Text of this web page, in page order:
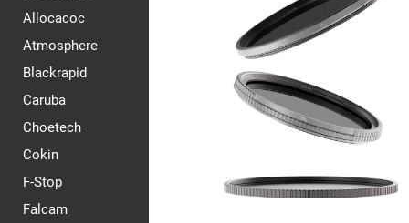
Allocacoc
Atmosphere
Blackrapid
Caruba
Choetech
Cokin
F-Stop
Falcam